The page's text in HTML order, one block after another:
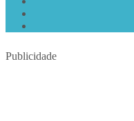
Publicidade